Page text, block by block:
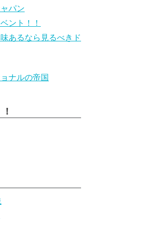
パン
ント！！
あるなら見るべきド
ナルの帝国